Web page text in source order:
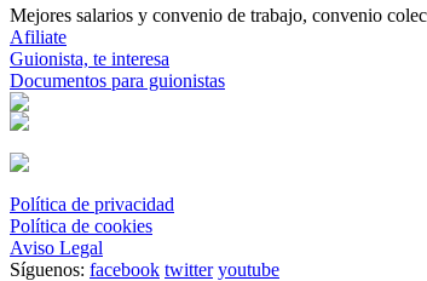
Mejores salarios y convenio de trabajo, convenio
Afiliate
Guionista, te interesa
Documentos para guionistas
Política de privacidad
Política de cookies
Aviso Legal
Síguenos: facebook twitter youtube